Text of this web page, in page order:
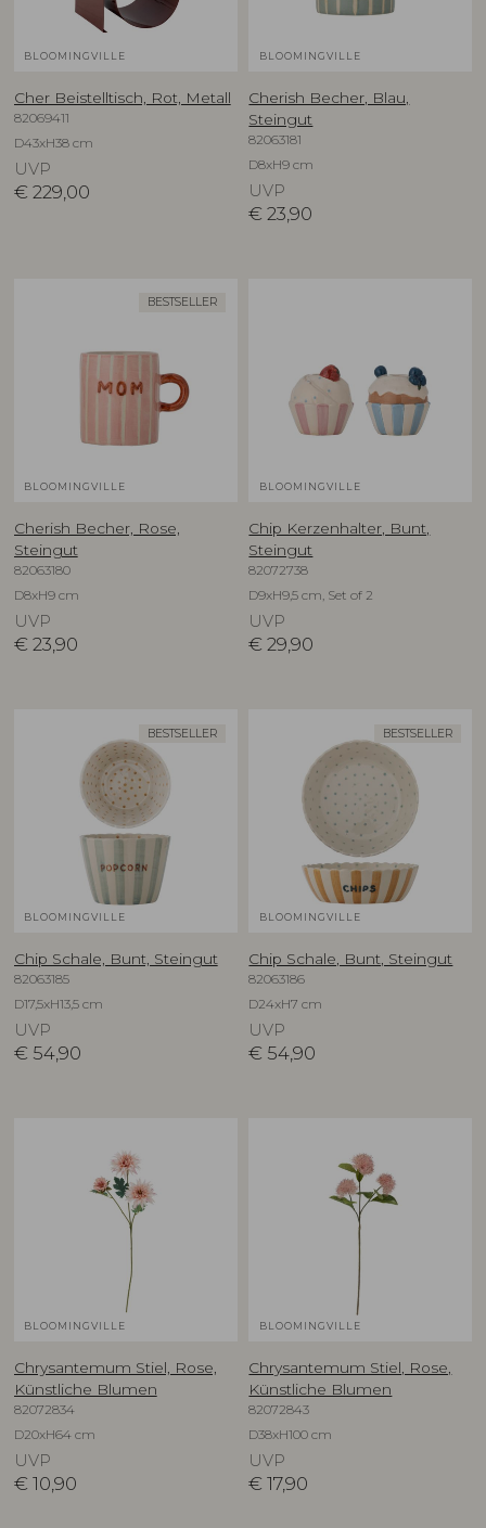
BLOOMINGVILLE
Cher Beistelltisch, Rot, Metall
82069411
D43xH38 cm
UVP
€ 229,00
BLOOMINGVILLE
Cherish Becher, Blau,
Steingut
82063181
D8xH9 cm
UVP
€ 23,90
BESTSELLER
BLOOMINGVILLE
Cherish Becher, Rose,
Steingut
82063180
D8xH9 cm
UVP
€ 23,90
BLOOMINGVILLE
Chip Kerzenhalter, Bunt,
Steingut
82072738
D9xH9,5 cm, Set of 2
UVP
€ 29,90
BESTSELLER
BLOOMINGVILLE
Chip Schale, Bunt, Steingut
82063185
D17,5xH13,5 cm
UVP
€ 54,90
BESTSELLER
BLOOMINGVILLE
Chip Schale, Bunt, Steingut
82063186
D24xH7 cm
UVP
€ 54,90
BLOOMINGVILLE
Chrysantemum Stiel, Rose,
Künstliche Blumen
82072834
D20xH64 cm
UVP
€ 10,90
BLOOMINGVILLE
Chrysantemum Stiel, Rose,
Künstliche Blumen
82072843
D38xH100 cm
UVP
€ 17,90